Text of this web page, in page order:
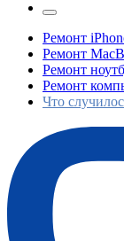
Ремонт
Ремонт
Ремонт
Ремонт
Что